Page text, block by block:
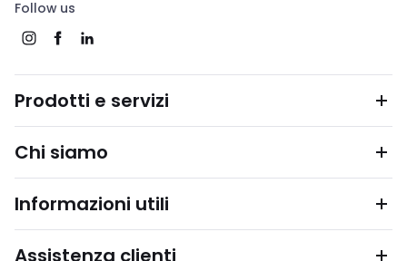
Follow us
Prodotti e servizi
Chi siamo
Informazioni utili
Assistenza clienti